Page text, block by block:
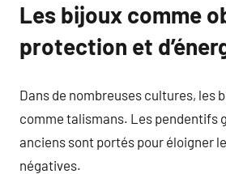
Les bijoux comme
protection et
Dans de nombreuses cultures, les
comme talismans. Les pendentifs
anciens sont portés pour éloigner
négatives.